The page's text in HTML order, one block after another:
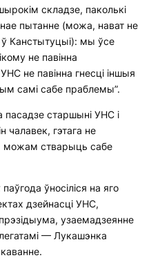
складзе, паколькі
пытанне (можа, нават не
Канстытуцыі): мы ўсе
не павінна
не павінна гнесці іншыя
самі сабе праблемы”.
пасадзе старшыні УНС і
чалавек, гэтага не
можам стварыць сабе
ўносіліся на яго
дзейнасці УНС,
узаемадзеянне
— Лукашэнка